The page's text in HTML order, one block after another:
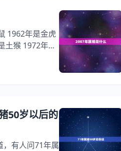
年是
是火马 1980
50岁以后的
，有人问71年属